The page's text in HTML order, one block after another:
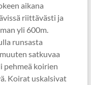
aikana
riittävästi ja
yli 600m.
runsasta
satkuvaa
pehmeä koirien
Koirat uskalsivat